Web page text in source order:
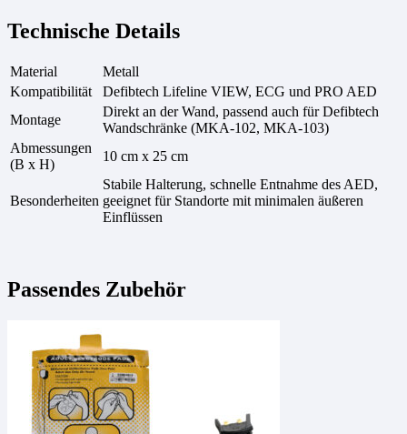
Technische Details
Material
Metall
Kompatibilität
Defibtech Lifeline VIEW, ECG und PRO AED
Montage
Direkt an der Wand, passend auch für Defibtech
Wandschränke (MKA-102, MKA-103)
Abmessungen
(B x H)
10 cm x 25 cm
Besonderheiten
Stabile Halterung, schnelle Entnahme des AED,
geeignet für Standorte mit minimalen äußeren
Einflüssen
Passendes Zubehör